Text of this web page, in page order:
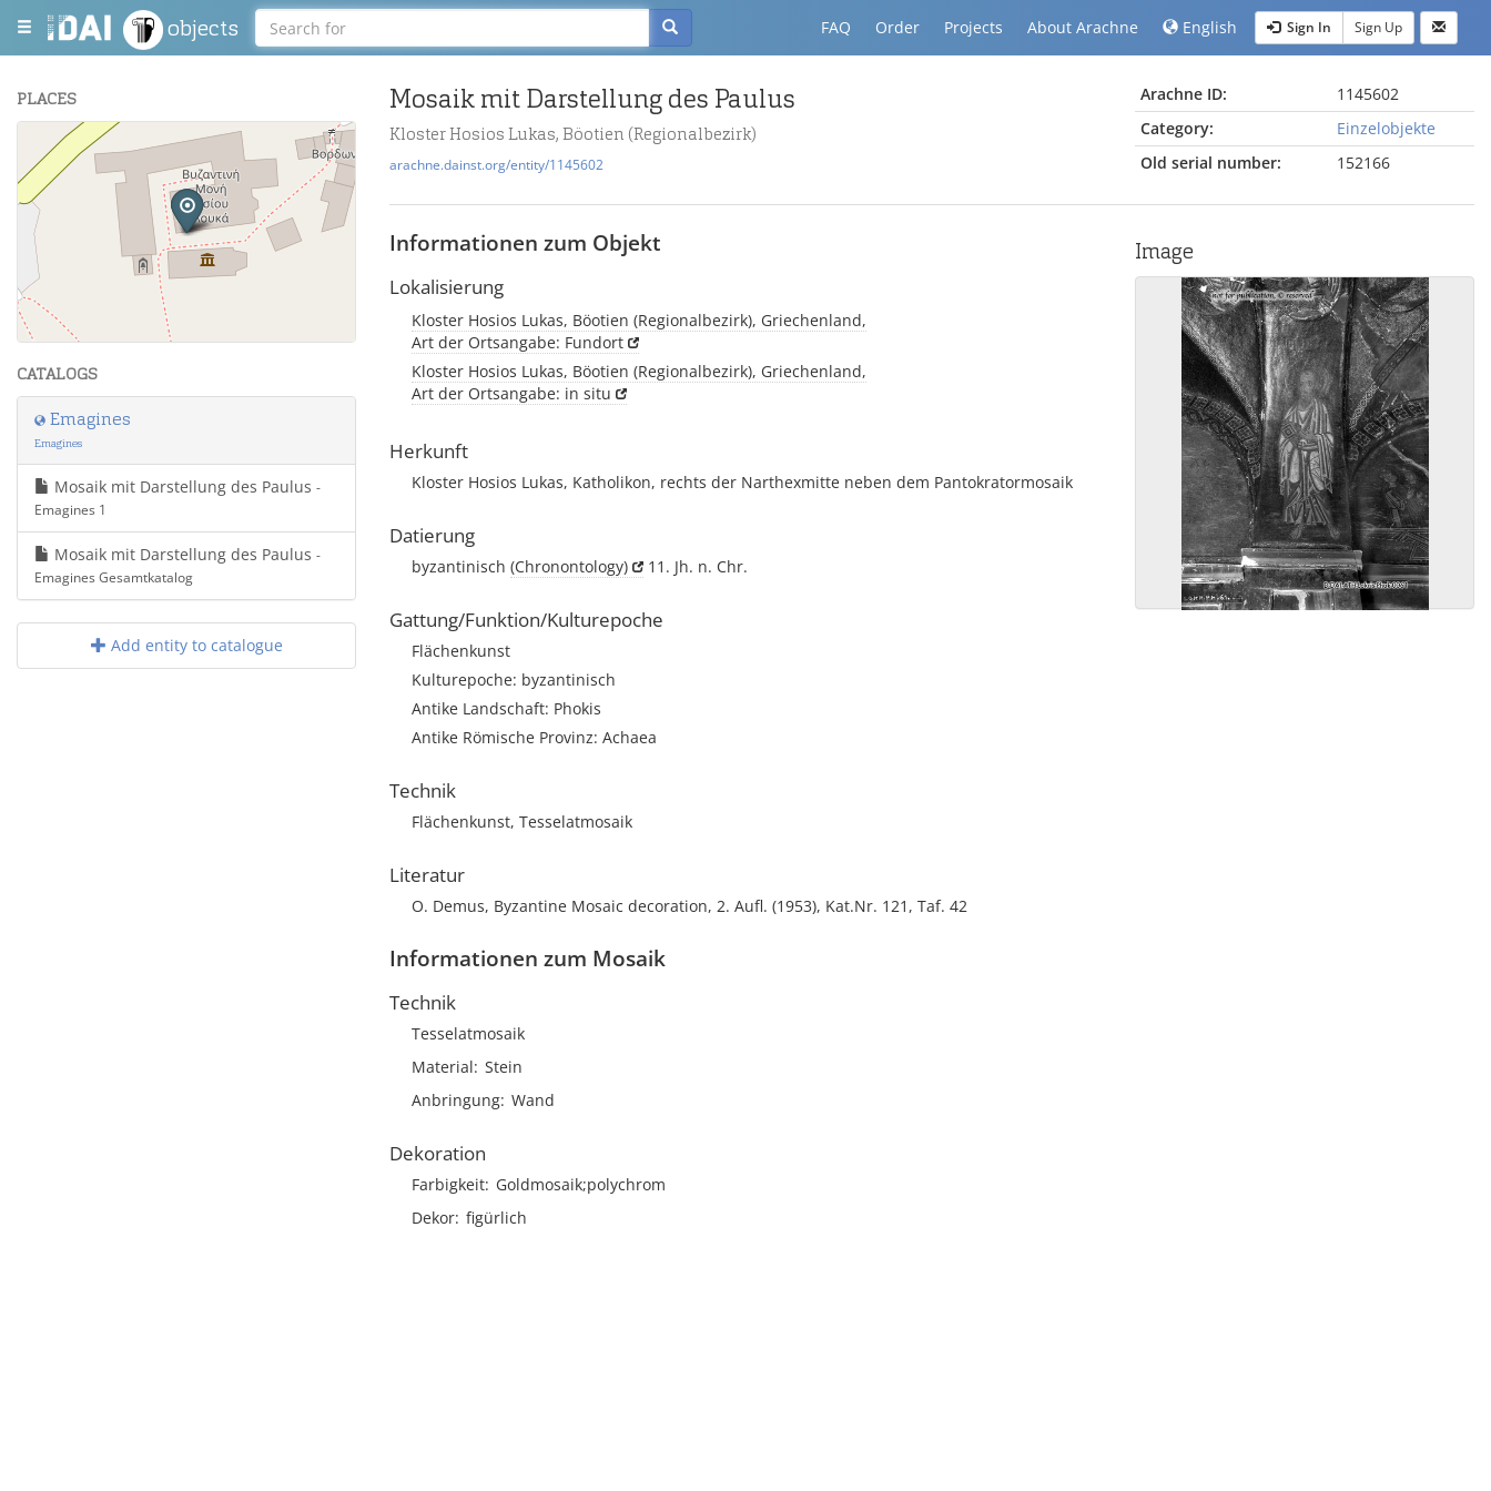
objects FAQ Order Projects About Arachne English Sign In Sign Up
PLACES
+
−
| Maps and Data ©
CATALOGS
Emagines
Emagines
Mosaik mit Darstellung des Paulus -
Emagines 1
Mosaik mit Darstellung des Paulus -
Emagines Gesamtkatalog
Add entity to catalogue
Mosaik mit Darstellung des Paulus
Kloster Hosios Lukas, Böotien (Regionalbezirk)
arachne.dainst.org/entity/1145602
Arachne ID:
1145602
Category:
Einzelobjekte
Old serial number:
152166
Informationen zum Objekt
Lokalisierung
Kloster Hosios Lukas, Böotien (Regionalbezirk), Griechenland,
Art der Ortsangabe: Fundort
Kloster Hosios Lukas, Böotien (Regionalbezirk), Griechenland,
Art der Ortsangabe: in situ
Herkunft
Kloster Hosios Lukas, Katholikon, rechts der Narthexmitte neben dem Pantokratormosaik
Datierung
byzantinisch (Chronontology) 11. Jh. n. Chr.
Gattung/Funktion/Kulturepoche
Flächenkunst
Kulturepoche: byzantinisch
Antike Landschaft: Phokis
Antike Römische Provinz: Achaea
Technik
Flächenkunst, Tesselatmosaik
Literatur
O. Demus, Byzantine Mosaic decoration, 2. Aufl. (1953), Kat.Nr. 121, Taf. 42
Informationen zum Mosaik
Technik
Tesselatmosaik
Material Stein
Anbringung Wand
Dekoration
Farbigkeit Goldmosaik;polychrom
Dekor figürlich
Image